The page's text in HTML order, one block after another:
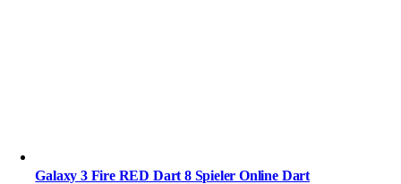
Galaxy 3 Fire RED Dart 8 Spieler Online Dart